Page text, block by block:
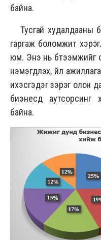
байна.
Тусгай худалдааны
гаргаж боломжит
юм. Энэ нь бүтээмжийг
нэмэгдүүлэх, үйл
ихэсгэдэг зэрэг олон
биэнесүүд
байна.